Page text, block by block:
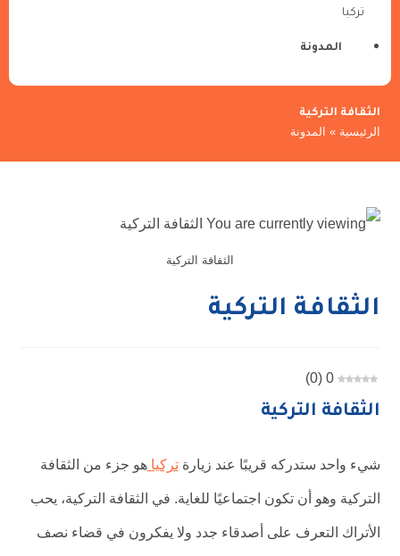
تركيا
المدونة
الثقافة التركية
الرئيسية» المدونة
الثقافة التركية
الثقافة التركية
0
(
0
)
الثقافة التركية
شيء واحد ستدركه قريبًا عند زيارة تركيا هو جزء من الثقافة
التركية وهو أن تكون اجتماعيًا للغاية. في الثقافة التركية، يحب
الأتراك التعرف على أصدقاء جدد ولا يفكرون في قضاء نصف